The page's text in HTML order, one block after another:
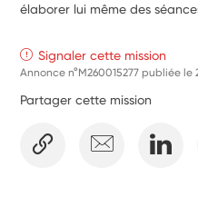
élaborer lui même des
Signaler cette mission
Annonce n°M260015277 publiée le
Partager cette mission